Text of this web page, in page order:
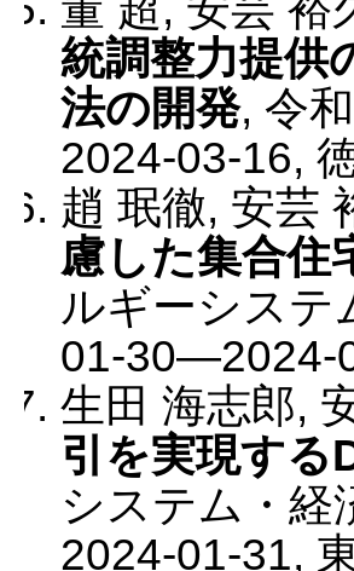
統調整力提供
法の開発, 令
2024-03-16,
趙 珉徹, 安芸
慮した集合住
ルギーシステ
01-30—2024-
生田 海志郎,
引を実現する
システム・経
2024-01-31,